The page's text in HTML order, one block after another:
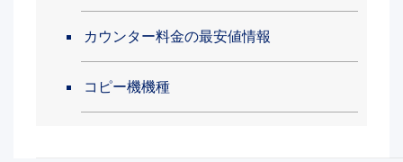
カウンター料金の最安値情報
コピー機機種